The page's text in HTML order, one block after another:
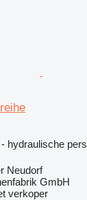
hydraulische pers
Neudorf
GmbH
verkoper